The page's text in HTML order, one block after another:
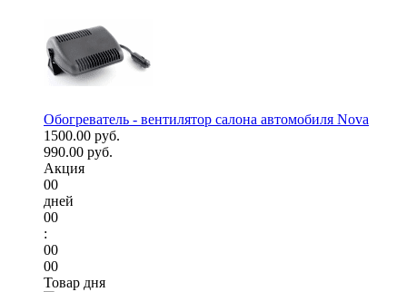
Обогреватель - вентилятор салона автомобиля Nova
1500.00 руб.
990.00 руб.
Акция
00
дней
00
:
00
00
Товар дня